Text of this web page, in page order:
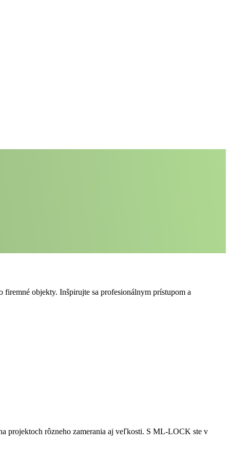
firemné objekty. Inšpirujte sa profesionálnym prístupom a
projektoch rôzneho zamerania aj veľkosti. S ML-LOCK ste v